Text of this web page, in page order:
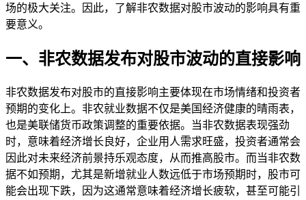
场的极大关注。因此，了解非农数据对股市波动的影响具有重
要意义。
一、非农数据发布对股市波动的直接影响
非农数据发布对股市的直接影响主要体现在市场情绪和投资者
预期的变化上。非农就业数据不仅是美国经济健康的晴雨表，
也是美联储货币政策调整的重要依据。当非农数据表现强劲
时，意味着经济增长良好，企业用人需求旺盛，投资者通常会
因此对未来经济前景持乐观态度，从而推高股市。而当非农数
据不如预期，尤其是新增就业人数远低于市场预期时，股市可
能会出现下跌，因为这通常意味着经济增长疲软，甚至可能引